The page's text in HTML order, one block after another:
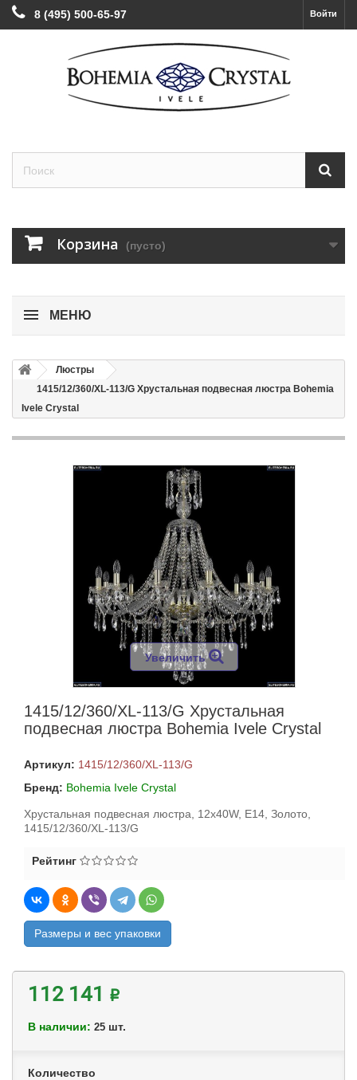
Войти
8 (495) 500-65-97
Корзина (пусто)
МЕНЮ
Люстры
1415/12/360/XL-113/G Хрустальная подвесная люстра Bohemia
Ivele Crystal
Увеличить
1415/12/360/XL-113/G Хрустальная
подвесная люстра Bohemia Ivele Crystal
Артикул: 1415/12/360/XL-113/G
Бренд: Bohemia Ivele Crystal
Хрустальная подвесная люстра, 12x40W, E14, Золото,
1415/12/360/XL-113/G
Рейтинг
Размеры и вес упаковки
112 141 ₽
В наличии: 25 шт.
Количество